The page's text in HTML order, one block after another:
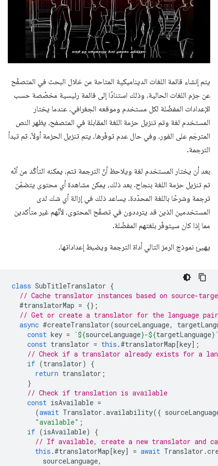
يتم إنشاء قائمة اللغات الديناميكية المتاحة من خلال البحث في المتصفّح
عن حِزم اللغات الحالية، وذلك استنادًا إلى قائمة رئيسية مخصّصة حسب
الإعدادات المفضّلة لكل مستخدم وموقعه الجغرافي. عندما يختار
المستخدم لغة وتم تنزيل حزمة اللغة المقابلة في المتصفح، يظهر النص
المترجَم على الفور. وفي حال عدم توفّرها، يتم تنزيل الحزمة أولاً، ثم تبدأ
الترجمة.
بعد أن يختار المستخدم لغة ويلاحظ أنّ الترجمة تتم، يمكنه التأكّد من أنّه
تم تنزيل حزمة اللغة بنجاح. بعد ذلك، يمكن مشاهدة أي محتوى يتضمّن
ترجمة وشرحًا باللغة المحدّدة. يساعد ذلك في إزالة أي شك لدى
المستخدمين الذين قد يترددون في تصفّح المحتوى، لأنّهم غير متأكدين
مما إذا كان سيتوفّر بلغتهم المفضّلة.
يهيئ نموذج الرمز التالي أداة الترجمة ويضبط إعداداتها.
class SubTitleTranslator {
// Cache translator instances based on source-
#translatorMap = {};
// Get or create a translator for the language pair
async #createTranslator(sourceLanguage,
const key = `${sourceLanguage}-${targetLanguage}
const translator = this .#translatorMap[key];
// Check if a translator already exists for a
if (translator)
{
return translator ;
}
// Check if translation is available
const isAvailable =
(await Translator .availability({
"available" ;
if (isAvailable)
{
// If available, create a new translator and
this .#translatorMap[key] = await Translator .
sourceLanguage,